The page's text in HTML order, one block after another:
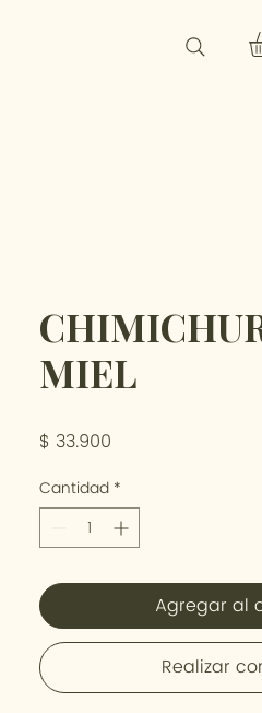
MIEL
$ 33.900
Cantidad *
Agregar al
Realizar